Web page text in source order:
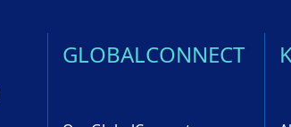
GLOBALCONNECT